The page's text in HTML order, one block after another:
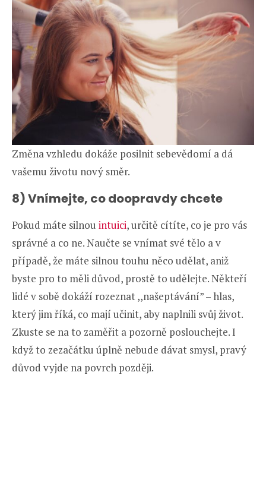
Změna vzhledu dokáže posilnit sebevědomí a dá
vašemu životu nový směr.
8) Vnímejte, co doopravdy chcete
Pokud máte silnou intuici, určitě cítíte, co je pro vás
správné a co ne. Naučte se vnímat své tělo a v
případě, že máte silnou touhu něco udělat, aniž
byste pro to měli důvod, prostě to udělejte. Někteří
lidé v sobě dokáží rozeznat ,,našeptávání” – hlas,
který jim říká, co mají učinit, aby naplnili svůj život.
Zkuste se na to zaměřit a pozorně poslouchejte. I
když to zezačátku úplně nebude dávat smysl, pravý
důvod vyjde na povrch později.